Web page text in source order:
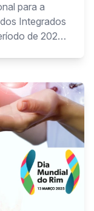
para a
Integrados
de 2023-
de vida